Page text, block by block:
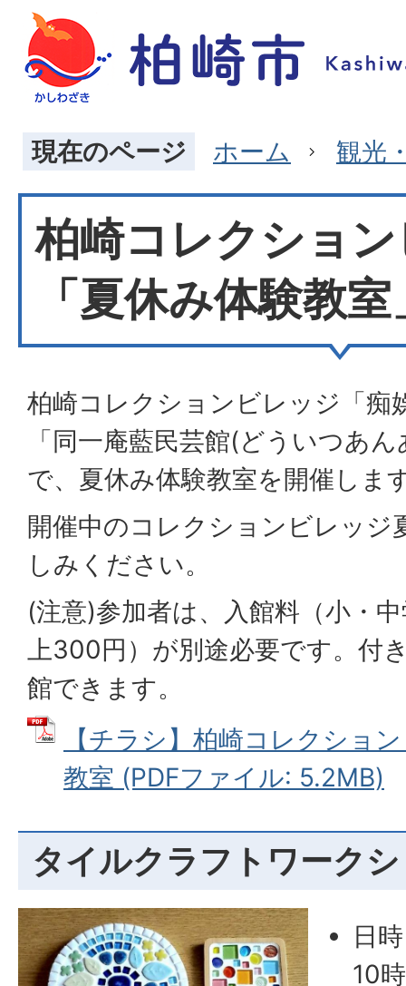
現在のページ ホーム 観光
柏崎コレクショ
「夏休み体験教室
柏崎コレクションビレッジ「痴
「同一庵藍民芸館(どういつあ
で、夏休み体験教室を開催しま
開催中のコレクションビレッジ
しみください。
(注意)参加者は、入館料（小・
上300円）が別途必要です。付
館できます。
【チラシ】柏崎コレクショ
教室 (PDFファイル: 5.2MB)
タイルクラフトワーク
日
10